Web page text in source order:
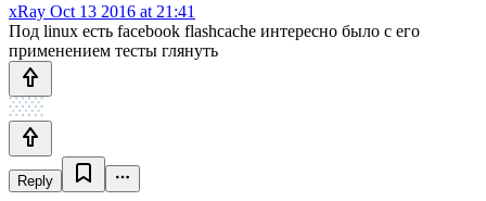
xRay Oct 13 2016 at 21:41
Под linux есть facebook flashcache интересно было с его
применением тесты глянуть
Reply